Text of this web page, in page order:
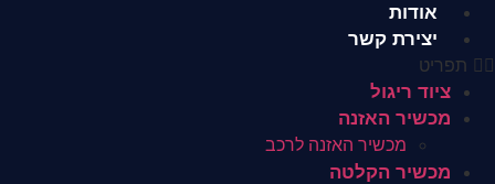
אודות
יצירת קשר
תפריט
ציוד ריגול
מכשיר האזנה
מכשיר האזנה לרכב
מכשיר הקלטה